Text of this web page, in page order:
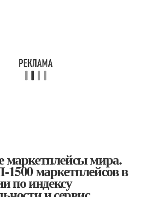
мира.
маркетплейсов в
по индексу